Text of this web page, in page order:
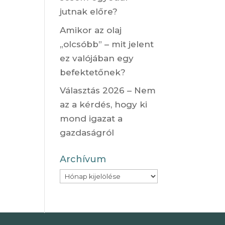
jutnak előre?
Amikor az olaj
„olcsóbb” – mit jelent
ez valójában egy
befektetőnek?
Választás 2026 – Nem
az a kérdés, hogy ki
mond igazat a
gazdaságról
Archívum
Archívum